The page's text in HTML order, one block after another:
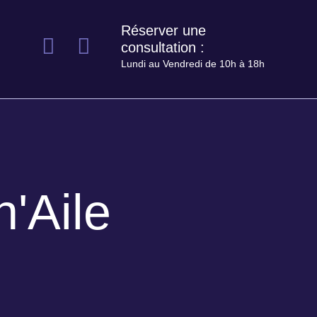
Réserver une
consultation :
Lundi au Vendredi de 10h à 18h